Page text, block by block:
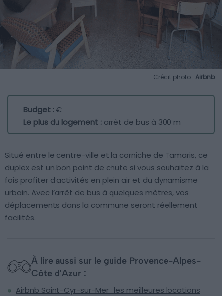
Crédit photo : Airbnb
Budget :€
Le plus du logement : arrêt de bus à 300 m
Situé entre le centre-ville et la corniche de Tamaris, ce
duplex est un bon point de chute si vous souhaitez à la
fois profiter d’activités en plein air et du dynamisme
urbain. Avec l’arrêt de bus à quelques mètres, vos
déplacements dans la commune seront réellement
facilités.
À lire aussi sur le guide Provence-Alpes-
Côte d'Azur :
Airbnb Saint-Cyr-sur-Mer : les meilleures locations